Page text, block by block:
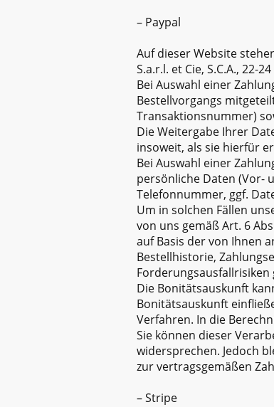
– Paypal
Auf dieser Website
S.a.r.l. et Cie, S.C.A., 22-
Bei Auswahl einer
Bestellvorgangs
Transaktionsnummer)
Die Weitergabe Ihrer
insoweit, als sie hierfür
Bei Auswahl einer
persönliche Daten (Vor-
Telefonnummer, ggf.
Um in solchen Fällen
von uns gemäß Art. 6
auf Basis der von Ihnen
Bestellhistorie,
Die Bonitätsauskunft
Bonitätsauskunft
Verfahren. In die
Sie können dieser
widersprechen. Jedoch
zur vertragsgemäßen
– Stripe